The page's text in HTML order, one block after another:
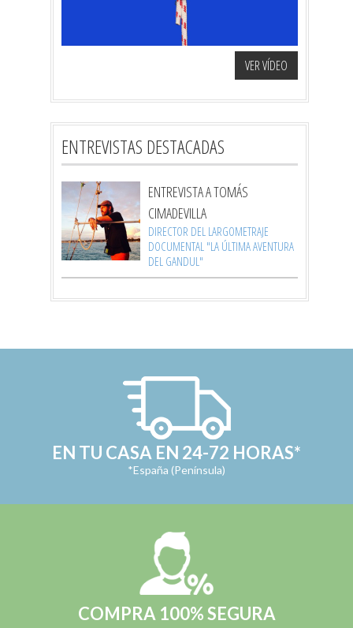
VER VÍDEO
ENTREVISTAS DESTACADAS
ENTREVISTA A TOMÁS
CIMADEVILLA
DIRECTOR DEL LARGOMETRAJE
DOCUMENTAL "LA ÚLTIMA AVENTURA
DEL GANDUL"
EN TU CASA EN 24-72 HORAS*
*España (Península)
COMPRA 100% SEGURA